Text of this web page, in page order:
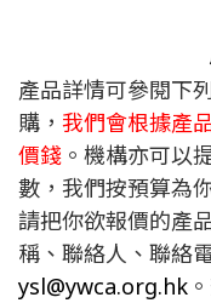
產品詳情可參閱下
購， 我們會根據產
價錢 。機構亦可以
數，我們按預算為
請把你欲報價的產
稱、聯絡人、聯絡
ysl@ywca.org.hk